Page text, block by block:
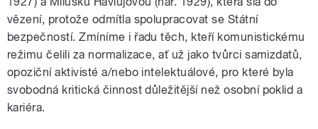
vězení, protože odmítla spolupracovat se Státní
bezpečností. Zmíníme i řadu těch, kteří komunistickému
režimu čelili za normalizace, ať už jako tvůrci samizdatů,
opoziční aktivisté a/nebo intelektuálové, pro které byla
svobodná kritická činnost důležitější než osobní poklid a
kariéra.